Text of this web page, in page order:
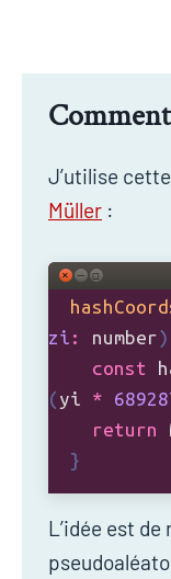
J’utilise
Müller :
L’idée est